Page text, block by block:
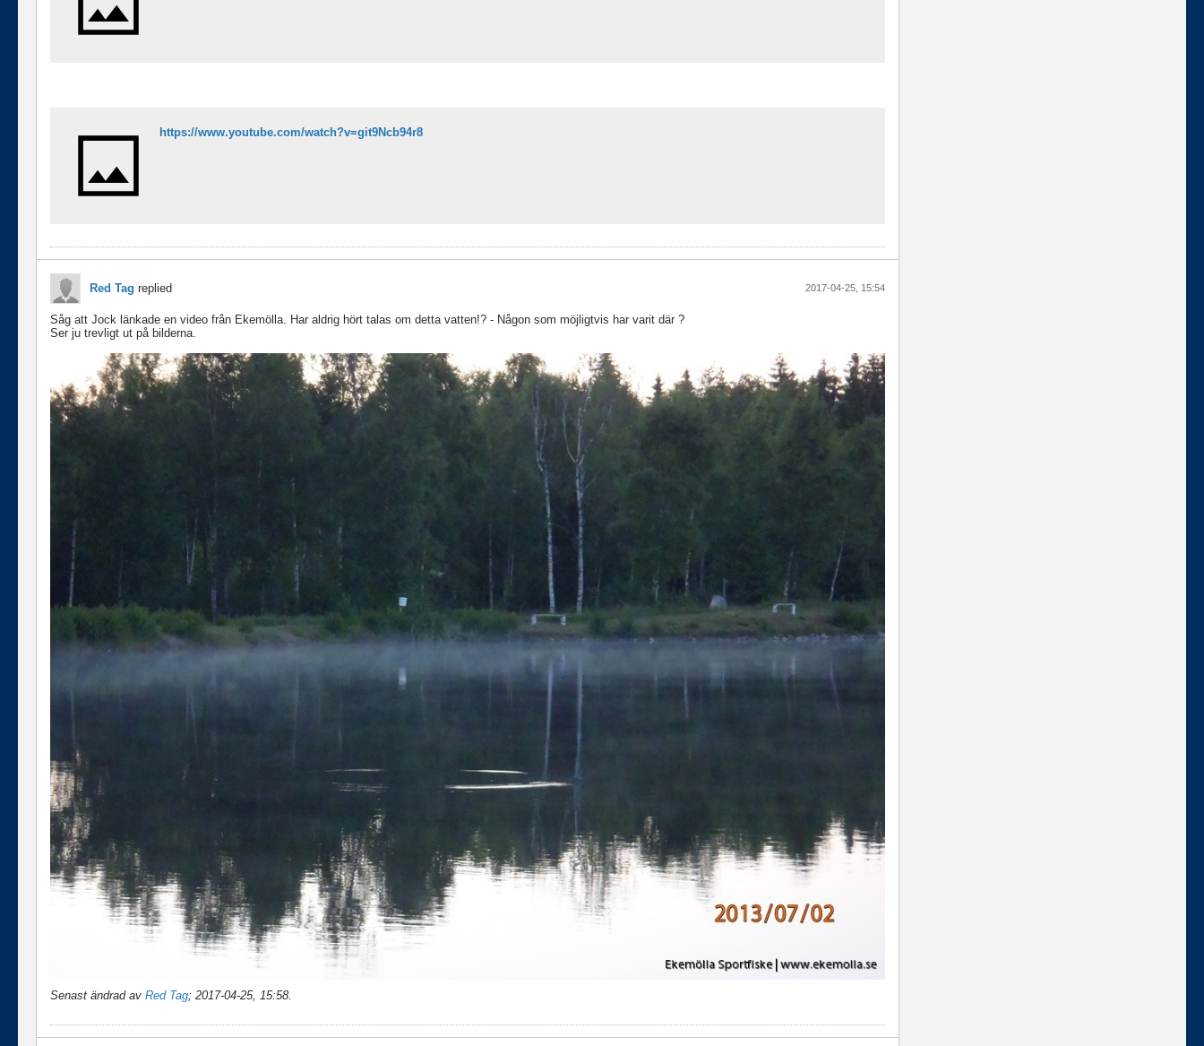
https://www.youtube.com/watch?v=git9Ncb94r8
Red Tag replied 2017-04-25, 15:54
Såg att Jock länkade en video från Ekemölla. Har aldrig hört talas om detta vatten!? - Någon som möjligtvis har varit där ?
Ser ju trevligt ut på bilderna.
Senast ändrad av Red Tag; 2017-04-25, 15:58.